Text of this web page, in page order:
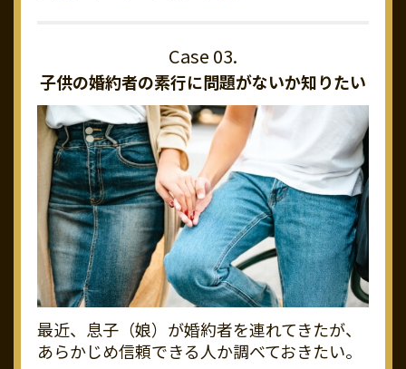
子供の婚約者の素行に問題がないか知りたい
最近、息子（娘）が婚約者を連れてきたが、
あらかじめ信頼できる人か調べておきたい。